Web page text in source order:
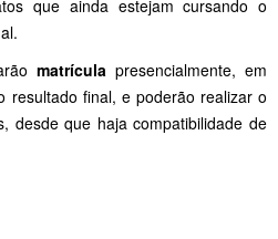
que ainda estejam cursando o
matrícula presencialmente, em
resultado final, e poderão realizar o
desde que haja compatibilidade de